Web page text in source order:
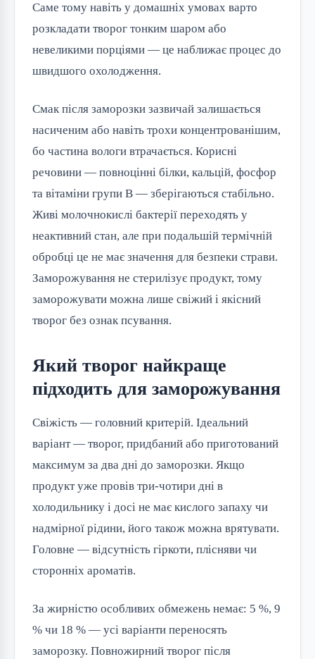
Саме тому навіть у домашніх умовах варто
розкладати творог тонким шаром або
невеликими порціями — це наближає процес до
швидшого охолодження.
Смак після заморозки зазвичай залишається
насиченим або навіть трохи концентрованішим,
бо частина вологи втрачається. Корисні
речовини — повноцінні білки, кальцій, фосфор
та вітаміни групи B — зберігаються стабільно.
Живі молочнокислі бактерії переходять у
неактивний стан, але при подальшій термічній
обробці це не має значення для безпеки страви.
Заморожування не стерилізує продукт, тому
заморожувати можна лише свіжий і якісний
творог без ознак псування.
Який творог найкраще
підходить для заморожування
Свіжість — головний критерій. Ідеальний
варіант — творог, придбаний або приготований
максимум за два дні до заморозки. Якщо
продукт уже провів три-чотири дні в
холодильнику і досі не має кислого запаху чи
надмірної рідини, його також можна врятувати.
Головне — відсутність гіркоти, плісняви чи
сторонніх ароматів.
За жирністю особливих обмежень немає: 5 %, 9
% чи 18 % — усі варіанти переносять
заморозку. Повножирний творог після